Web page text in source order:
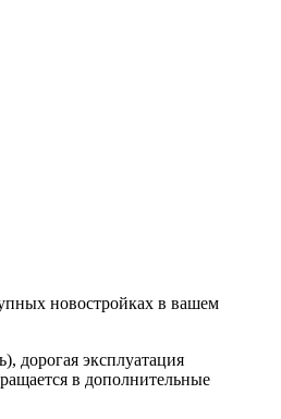
новостройках в вашем
дорогая эксплуатация
в дополнительные